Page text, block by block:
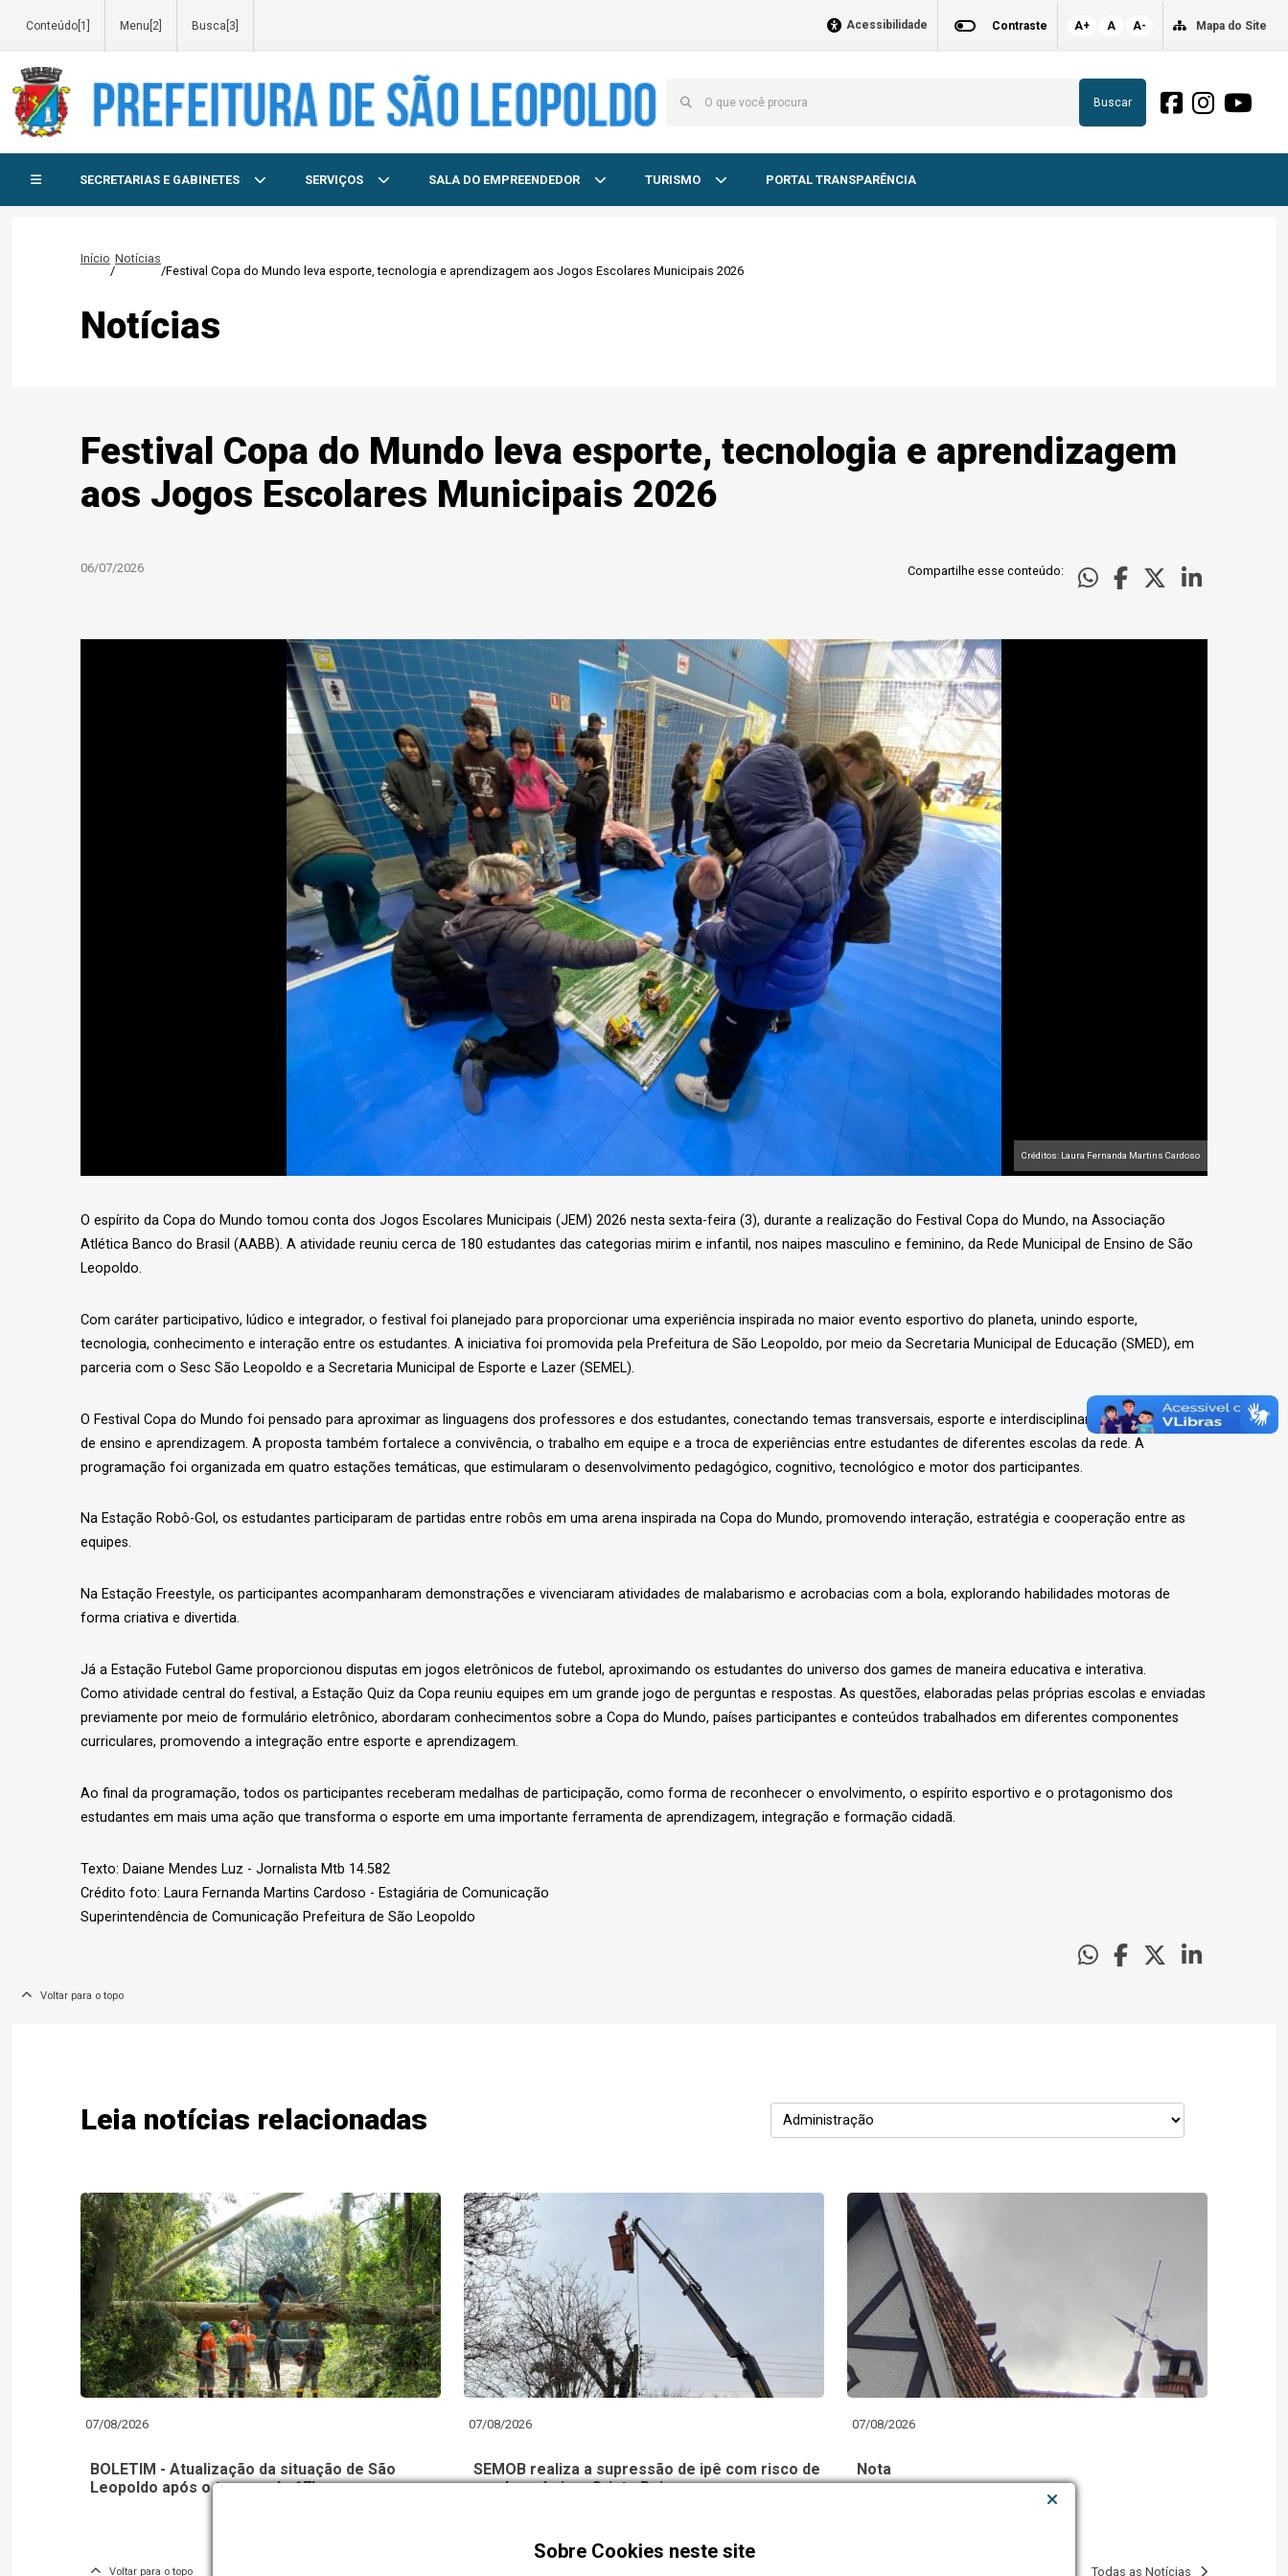
Conteúdo[1] Menu[2] Busca[3] Acessibilidade Contraste A+ A A- Mapa do Site
Buscar
SECRETARIAS E GABINETES SERVIÇOS SALA DO EMPREENDEDOR TURISMO PORTAL TRANSPARÊNCIA
Início
/
Notícias
/Festival Copa do Mundo leva esporte, tecnologia e aprendizagem aos Jogos Escolares Municipais 2026
Notícias
Festival Copa do Mundo leva esporte, tecnologia e aprendizagem
aos Jogos Escolares Municipais 2026
06/07/2026 Compartilhe esse conteúdo:
Créditos: Laura Fernanda Martins Cardoso
O espírito da Copa do Mundo tomou conta dos Jogos Escolares Municipais (JEM) 2026 nesta sexta-feira (3), durante a realização do Festival Copa do Mundo, na Associação
Atlética Banco do Brasil (AABB). A atividade reuniu cerca de 180 estudantes das categorias mirim e infantil, nos naipes masculino e feminino, da Rede Municipal de Ensino de São
Leopoldo.
Com caráter participativo, lúdico e integrador, o festival foi planejado para proporcionar uma experiência inspirada no maior evento esportivo do planeta, unindo esporte,
tecnologia, conhecimento e interação entre os estudantes. A iniciativa foi promovida pela Prefeitura de São Leopoldo, por meio da Secretaria Municipal de Educação (SMED), em
parceria com o Sesc São Leopoldo e a Secretaria Municipal de Esporte e Lazer (SEMEL).
O Festival Copa do Mundo foi pensado para aproximar as linguagens dos professores e dos estudantes, conectando temas transversais, esporte e interdisciplinaridade ao processo
de ensino e aprendizagem. A proposta também fortalece a convivência, o trabalho em equipe e a troca de experiências entre estudantes de diferentes escolas da rede. A
programação foi organizada em quatro estações temáticas, que estimularam o desenvolvimento pedagógico, cognitivo, tecnológico e motor dos participantes.
Na Estação Robô-Gol, os estudantes participaram de partidas entre robôs em uma arena inspirada na Copa do Mundo, promovendo interação, estratégia e cooperação entre as
equipes.
Na Estação Freestyle, os participantes acompanharam demonstrações e vivenciaram atividades de malabarismo e acrobacias com a bola, explorando habilidades motoras de
forma criativa e divertida.
Já a Estação Futebol Game proporcionou disputas em jogos eletrônicos de futebol, aproximando os estudantes do universo dos games de maneira educativa e interativa.
Como atividade central do festival, a Estação Quiz da Copa reuniu equipes em um grande jogo de perguntas e respostas. As questões, elaboradas pelas próprias escolas e enviadas
previamente por meio de formulário eletrônico, abordaram conhecimentos sobre a Copa do Mundo, países participantes e conteúdos trabalhados em diferentes componentes
curriculares, promovendo a integração entre esporte e aprendizagem.
Ao final da programação, todos os participantes receberam medalhas de participação, como forma de reconhecer o envolvimento, o espírito esportivo e o protagonismo dos
estudantes em mais uma ação que transforma o esporte em uma importante ferramenta de aprendizagem, integração e formação cidadã.
Texto: Daiane Mendes Luz - Jornalista Mtb 14.582
Crédito foto: Laura Fernanda Martins Cardoso - Estagiária de Comunicação
Superintendência de Comunicação Prefeitura de São Leopoldo
Voltar para o topo
Leia notícias relacionadas
07/08/2026
BOLETIM - Atualização da situação de São
Leopoldo após o temporal - 17h
07/08/2026
SEMOB realiza a supressão de ipê com risco de
queda no bairro Cristo Rei
07/08/2026
Nota
Voltar para o topo Todas as Notícias
Sobre Cookies neste site